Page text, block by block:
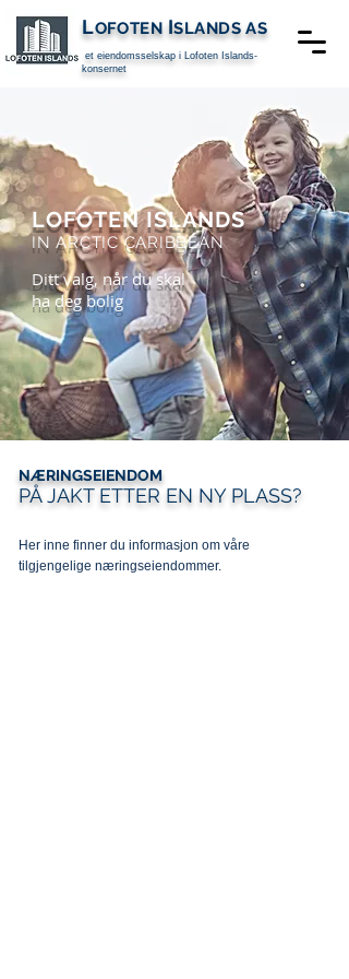
LOFOTEN ISLANDS AS
et eiendomsselskap i Lofoten Islands-
konsernet
LOFOTEN ISLANDS
IN ARCTIC CARIBBEAN
Ditt valg, når du skal
ha deg bolig
NÆRINGSEIENDOM
PÅ JAKT ETTER EN NY PLASS?
Her inne finner du informasjon om våre
tilgjengelige næringseiendommer.